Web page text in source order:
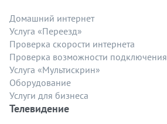
Домашний интернет
Услуга «Переезд»
Проверка скорости интернета
Проверка возможности подключения
Услуга «Мультискрин»
Оборудование
Услуги для бизнеса
Телевидение